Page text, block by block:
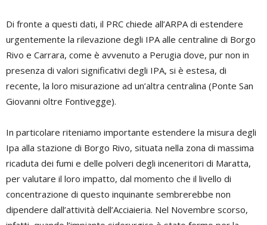
Di fronte a questi dati, il PRC chiede all’ARPA di estendere
urgentemente la rilevazione degli IPA alle centraline di Borgo
Rivo e Carrara, come è avvenuto a Perugia dove, pur non in
presenza di valori significativi degli IPA, si è estesa, di
recente, la loro misurazione ad un’altra centralina (Ponte San
Giovanni oltre Fontivegge).
In particolare riteniamo importante estendere la misura degli
Ipa alla stazione di Borgo Rivo, situata nella zona di massima
ricaduta dei fumi e delle polveri degli inceneritori di Maratta,
per valutare il loro impatto, dal momento che il livello di
concentrazione di questo inquinante sembrerebbe non
dipendere dall’attività dell’Acciaieria. Nel Novembre scorso,